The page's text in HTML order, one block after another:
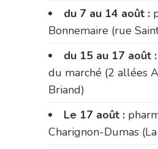
du 7 au 14 août :
Bonnemaire (rue
du 15 au 17 août :
du marché (2 allées
Briand)
Le 17 août :
Charignon-Dumas